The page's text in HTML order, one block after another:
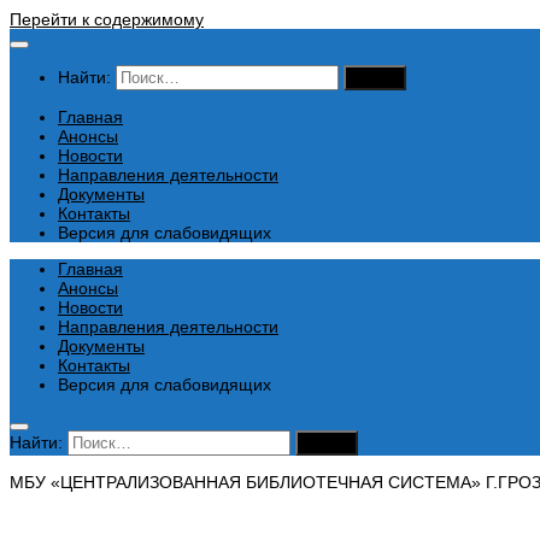
Перейти к содержимому
Найти:
Главная
Анонсы
Новости
Направления деятельности
Документы
Контакты
Версия для слабовидящих
Главная
Анонсы
Новости
Направления деятельности
Документы
Контакты
Версия для слабовидящих
Найти:
МБУ «ЦЕНТРАЛИЗОВАННАЯ БИБЛИОТЕЧНАЯ СИСТЕМА»